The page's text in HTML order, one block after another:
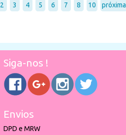
2 3 4 5 6 7 8 10 próxima
Siga-nos !
Envios
DPD e MRW